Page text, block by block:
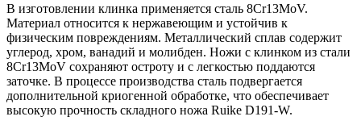
В изготовлении клинка применяется сталь 8Cr13MoV.
Материал относится к нержавеющим и устойчив к
физическим повреждениям. Металлический сплав содержит
углерод, хром, ванадий и молибден. Ножи с клинком из стали
8Cr13MoV сохраняют остроту и с легкостью поддаются
заточке. В процессе производства сталь подвергается
дополнительной криогенной обработке, что обеспечивает
высокую прочность складного ножа Ruike D191-W.